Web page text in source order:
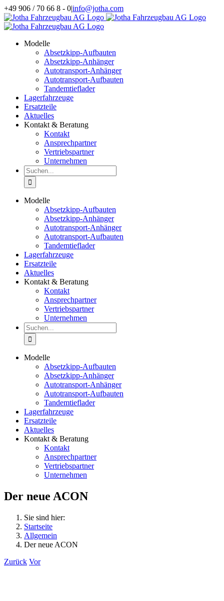
Zum
Inhalt
springen
+49 906 / 70 66 8 - 0|info@jotha.com
Modelle
Absetzkipp-Aufbauten
Absetzkipp-Anhänger
Autotransport-Anhänger
Autotransport-Aufbauten
Tandemtieflader
Lagerfahrzeuge
Ersatzteile
Aktuelles
Kontakt & Beratung
Kontakt
Ansprechpartner
Vertriebspartner
Unternehmen
Suche
nach:
Modelle
Absetzkipp-Aufbauten
Absetzkipp-Anhänger
Autotransport-Anhänger
Autotransport-Aufbauten
Tandemtieflader
Lagerfahrzeuge
Ersatzteile
Aktuelles
Kontakt & Beratung
Kontakt
Ansprechpartner
Vertriebspartner
Unternehmen
Suche
nach:
Modelle
Absetzkipp-Aufbauten
Absetzkipp-Anhänger
Autotransport-Anhänger
Autotransport-Aufbauten
Tandemtieflader
Lagerfahrzeuge
Ersatzteile
Aktuelles
Kontakt & Beratung
Kontakt
Ansprechpartner
Vertriebspartner
Unternehmen
Der neue ACON
Sie sind hier:
Startseite
Allgemein
Der neue ACON
Zurück Vor